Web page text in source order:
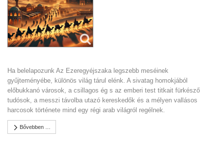
Ha belelapozunk Az Ezeregyéjszaka legszebb meséinek
gyűjteményébe, különös világ tárul elénk. A sivatag homokjából
előbukkanó városok, a csillagos ég s az emberi test titkait fürkésző
tudósok, a messzi távolba utazó kereskedők és a mélyen vallásos
harcosok története mind egy régi arab világról regélnek.
Bővebben …